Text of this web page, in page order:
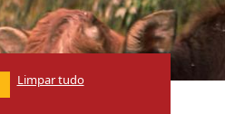
Limpar tudo